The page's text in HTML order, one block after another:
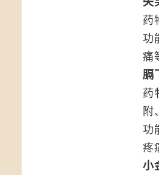
药
功
痛
膈
药
附
功
疼
小